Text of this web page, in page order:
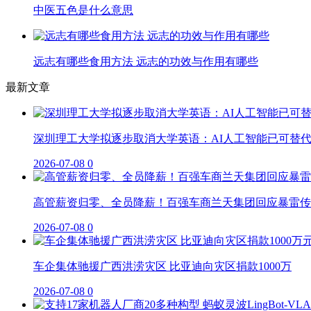
中医五色是什么意思
远志有哪些食用方法 远志的功效与作用有哪些
最新文章
深圳理工大学拟逐步取消大学英语：AI人工智能已可替代
2026-07-08 0
高管薪资归零、全员降薪！百强车商兰天集团回应暴雷
2026-07-08 0
车企集体驰援广西洪涝灾区 比亚迪向灾区捐款1000万
2026-07-08 0